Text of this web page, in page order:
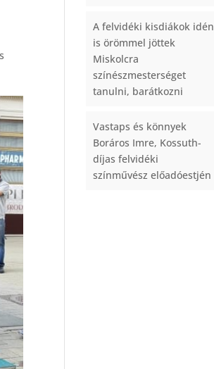
A felvidéki kisdiákok idén
is örömmel jöttek
Miskolcra
színészmesterséget
tanulni, barátkozni
Vastaps és könnyek
Boráros Imre, Kossuth-
díjas felvidéki
színművész előadóestjén